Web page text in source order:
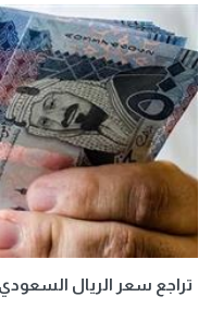
تراجع سعر الريال السعودي اليوم